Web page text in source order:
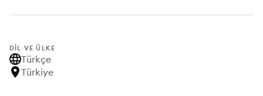
DIL VE ÜLKE
Türkçe
Türkiye